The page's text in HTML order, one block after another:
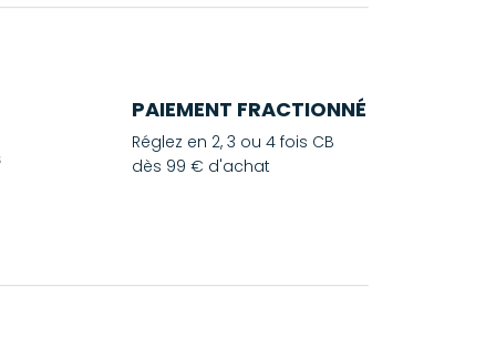
PAIEMENT FRACTIONNÉ
Réglez en 2, 3 ou 4 fois CB
dès 99 € d'achat